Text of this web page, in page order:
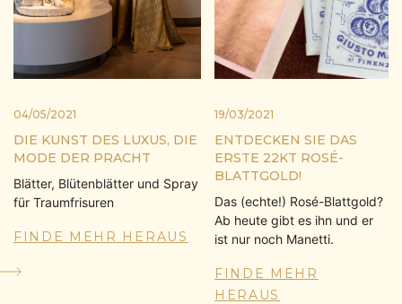
04/05/2021
DIE KUNST DES LUXUS, DIE
MODE DER PRACHT
Blätter, Blütenblätter und Spray
für Traumfrisuren
FINDE MEHR HERAUS
19/03/2021
ENTDECKEN SIE DAS
ERSTE 22KT ROSÉ-
BLATTGOLD!
Das (echte!) Rosé-Blattgold?
Ab heute gibt es ihn und er
ist nur noch Manetti.
FINDE MEHR
HERAUS